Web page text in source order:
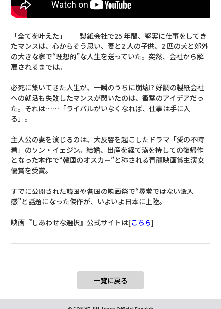
「全てを叶えた」——製紙会社で25 年間、堅実に仕事をしてき
たマンスは、心からそう思い、妻と2 人の子供、2 匹の犬と郊外
の大きな家で“理想的”な人生を送っていた。突然、会社から解
雇されるまでは。
必死に築いてきた人生が、一瞬のうちに崩壊!? 好調の製紙会社
への就活も失敗したマンスが閃いたのは、衝撃のアイデアだっ
た。それは……「ライバルがいなくなれば、仕事は手に入
る」。
主人公の妻を演じるのは、大反響を起こしたドラマ「愛の不時
着」のソン・イェジン。結婚、出産を経て満を持しての復帰作
となった本作で“韓国のオスカー”と称される青龍映画賞主演女
優賞を受賞。
すでに公開された韓国や各国の映画祭で“尋常ではない没入
感”と話題になった傑作が、いよいよ日本に上陸。
映画『しあわせな選択』公式サイトは[こちら]
一覧に戻る